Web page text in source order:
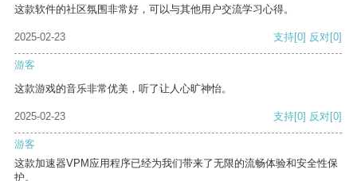
这款软件的社区氛围非常好，可以与其他用户交流学习心得。
2025-02-23 支持[0] 反对[0]
游客
这款游戏的音乐非常优美，听了让人心旷神怡。
2025-02-23 支持[0] 反对[0]
游客
这款加速器VPM应用程序已经为我们带来了无限的流畅体验和安全性保
护。